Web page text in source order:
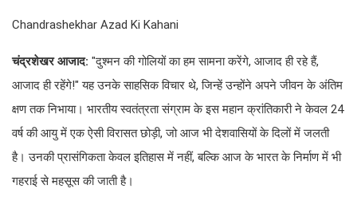
Chandrashekhar Azad Ki Kahani
चंद्रशेखर आजाद: "दुश्मन की गोलियों का हम सामना करेंगे, आजाद ही रहे हैं,
आजाद ही रहेंगे!" यह उनके साहसिक विचार थे, जिन्हें उन्होंने अपने जीवन के अंतिम
क्षण तक निभाया। भारतीय स्वतंत्रता संग्राम के इस महान क्रांतिकारी ने केवल 24
वर्ष की आयु में एक ऐसी विरासत छोड़ी, जो आज भी देशवासियों के दिलों में जलती
है। उनकी प्रासंगिकता केवल इतिहास में नहीं, बल्कि आज के भारत के निर्माण में भी
गहराई से महसूस की जाती है।